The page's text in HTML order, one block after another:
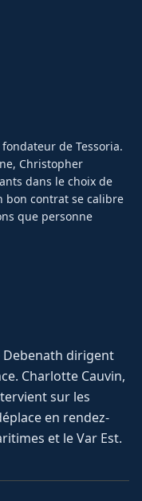
de Tessoria.
Christopher
dans le choix de
bon contrat se calibre
que personne
Debenath dirigent
Charlotte Cauvin,
sur les
en rendez-
et le Var Est.